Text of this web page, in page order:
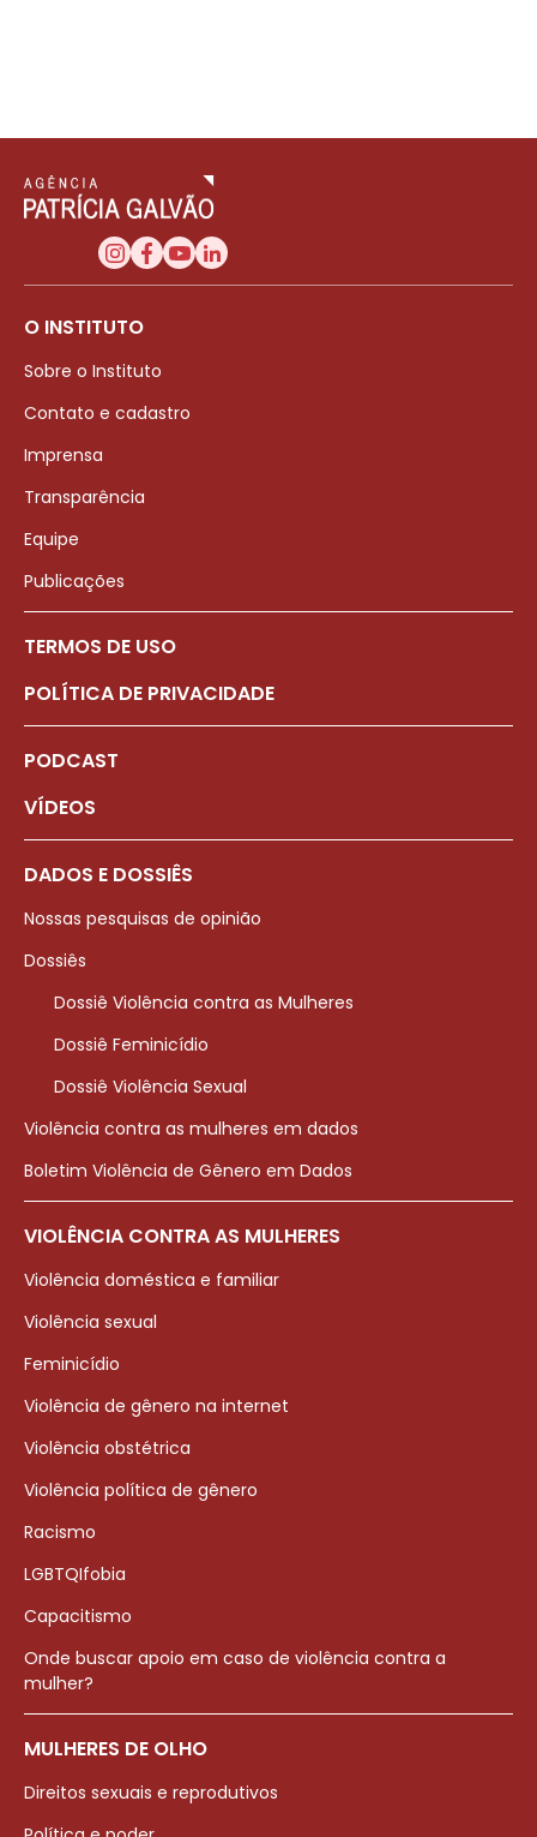
O INSTITUTO
Sobre o Instituto
Contato e cadastro
Imprensa
Transparência
Equipe
Publicações
TERMOS DE USO
POLÍTICA DE PRIVACIDADE
PODCAST
VÍDEOS
DADOS E DOSSIÊS
Nossas pesquisas de opinião
Dossiês
Dossiê Violência contra as Mulheres
Dossiê Feminicídio
Dossiê Violência Sexual
Violência contra as mulheres em dados
Boletim Violência de Gênero em Dados
VIOLÊNCIA CONTRA AS MULHERES
Violência doméstica e familiar
Violência sexual
Feminicídio
Violência de gênero na internet
Violência obstétrica
Violência política de gênero
Racismo
LGBTQIfobia
Capacitismo
Onde buscar apoio em caso de violência contra a
mulher?
MULHERES DE OLHO
Direitos sexuais e reprodutivos